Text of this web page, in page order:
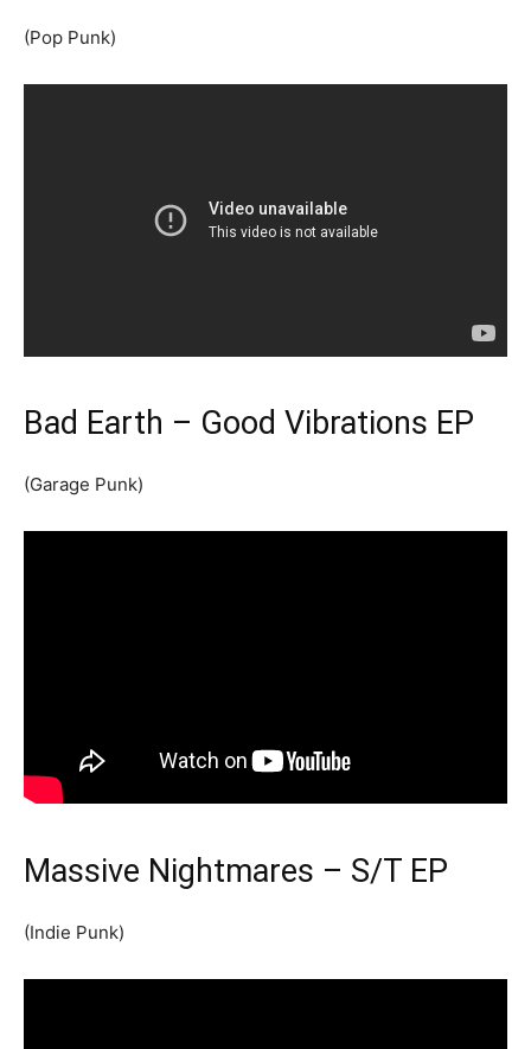
(Pop Punk)
Bad Earth – Good Vibrations EP
(Garage Punk)
Massive Nightmares – S/T EP
(Indie Punk)